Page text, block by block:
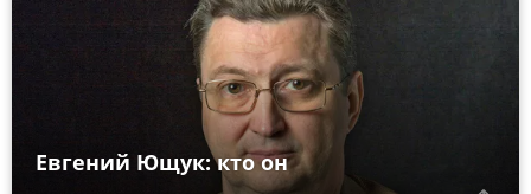
Евгений Ющук: кто он